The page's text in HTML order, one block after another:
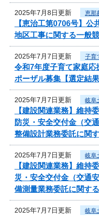
2025年7月8日更新 恵那
【恵治工第0706号】公
地区工事に関する一般
2025年7月7日更新 子育
令和7年度子育て家庭応
ポーザル募集【選定結果
2025年7月7日更新 岐阜
【建設関連業務】維
防災・安全交付金（交
整備設計業務委託に関
2025年7月7日更新 岐阜
【建設関連業務】維
災・安全交付金（交通
備測量業務委託に関す
2025年7月7日更新 岐阜